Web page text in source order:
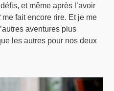
et même après l’avoir
me fait encore rire. Et je me
aventures plus
les autres pour nos deux